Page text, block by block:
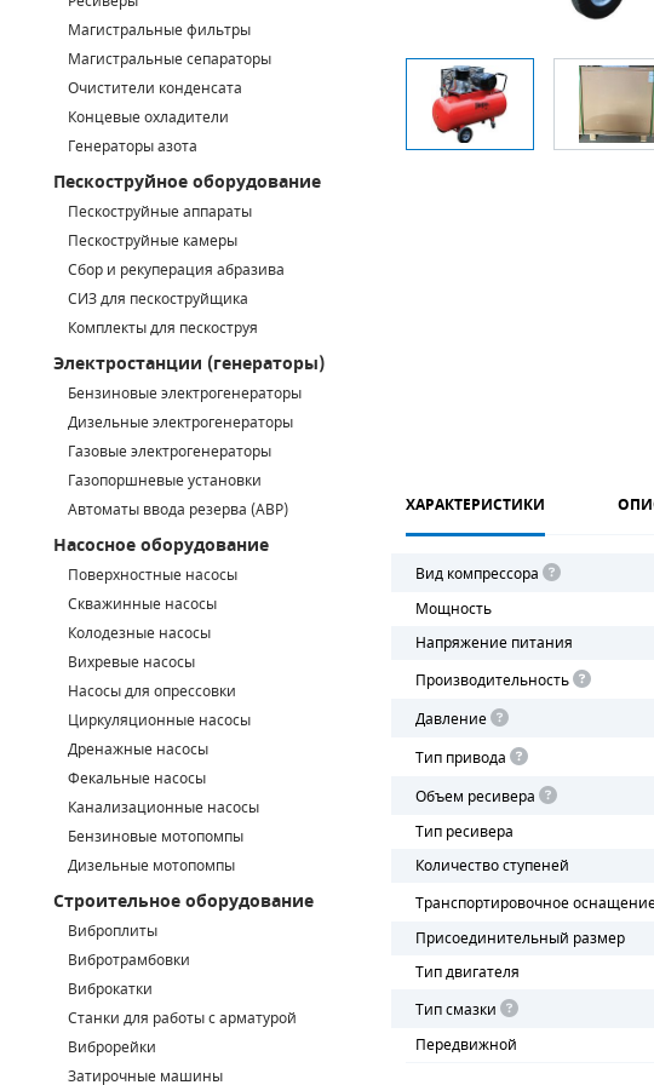
Магистральные фильтры
Магистральные сепараторы
Очистители конденсата
Концевые охладители
Генераторы азота
Пескоструйное оборудование
Пескоструйные аппараты
Пескоструйные камеры
Сбор и рекуперация абразива
СИЗ для пескоструйщика
Комплекты для пескоструя
Электростанции (генераторы)
Бензиновые электрогенераторы
Дизельные электрогенераторы
Газовые электрогенераторы
Газопоршневые установки
Автоматы ввода резерва (АВР)
Насосное оборудование
Поверхностные насосы
Скважинные насосы
Колодезные насосы
Вихревые насосы
Насосы для опрессовки
Циркуляционные насосы
Дренажные насосы
Фекальные насосы
Канализационные насосы
Бензиновые мотопомпы
Дизельные мотопомпы
Строительное оборудование
Виброплиты
Вибротрамбовки
Виброкатки
Станки для работы с арматурой
Виброрейки
Затирочные машины
ХАРАКТЕРИСТИКИ
Вид компрессора
Мощность
Напряжение питания
Производительность
Давление
Тип привода
Объем ресивера
Тип ресивера
Количество ступеней
Транспортировочное
Присоединительный размер
Тип двигателя
Тип смазки
Передвижной
САДОВАЯ ТЕХНИКА
КОНТЕЙНЕРЫ ДЛЯ ОБОРУДОВАНИЯ
КАНАЛИЗАЦИОННЫЕ НАСОСЫ
ДИЗЕЛЬНЫЕ МОТОПОМПЫ
ТАЛИ И ТЕЛЬФЕРЫ
ЛЕНТОЧНОПИЛЬНЫЕ СТАНКИ
КОНТРОЛЛЕРЫ (БЛОКИ УПРАВЛЕНИЯ)
ВПУСКНЫЕ КЛАПАНЫ
ОБРАТНЫЕ КЛАПАНЫ
КЛАПАНЫ МИНИМАЛЬНОГО ДАВЛЕНИЯ
РЕЛЕ ДАВЛЕНИЯ ДЛЯ ДЛЯ КОМПРЕССОРОВ
ДАТЧИКИ
РУКАВА ВЫСОКОГО ДАВЛЕНИЯ (РВД)
ЗАПЧАСТИ ДЛЯ ВИНТОВЫХ КОМПРЕССОРОВ
СМЕННЫЕ ЭЛЕМЕНТЫ МАГИСТРАЛЬНЫХ ФИЛЬТРОВ
ДЛЯ АДСОРБЦИОННЫХ ОСУШИТЕЛЕЙ
ЭЛЕКТРОДВИГАТЕЛИ
БЕНЗИНОВЫЕ ДВИГАТЕЛИ
ДИЗЕЛЬНЫЕ ДВИГАТЕЛИ
ФИЛЬТРЫ ТОПЛИВНЫЕ
МОТОРНОЕ МАСЛО
РАДИАТОРЫ
ПОДШИПНИКИ